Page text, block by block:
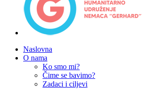
Naslovna
O nama
Ko smo mi?
Čime se bavimo?
Zadaci i ciljevi